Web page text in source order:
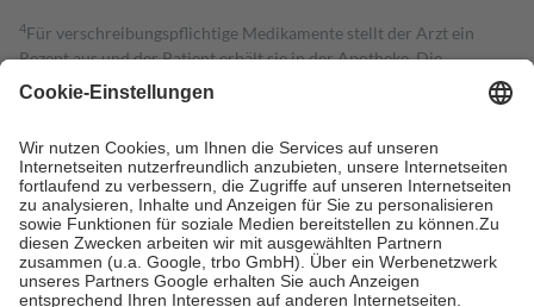
4Für verschreibungspflichtige Medikamente stellt der Arzt ein
Rezept aus und der Patient erhält sie in der Apotheke. Die
gesetzliche Krankenversicherung übernimmt in der Regel die
Kosten dafür, der Versicherte trägt einen Teil davon als Zuzahlung
Grundsätzlich leisten Mitglieder Zuzahlungen in Höhe von zehn
Prozent des Abgabepreises,mindestens jedochfünf Euround
höchstens zehn Euro.Es sind jedoch nie mehr als die tatsächlichen
Kosten der Leistung zu entrichten.
Diese Regeln gelten grundsätzlich auch für Online-Apotheken.
Bei Heilmitteln und häuslicher Krankenpflege beträgt die